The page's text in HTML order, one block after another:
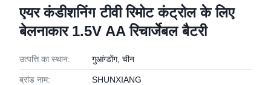
एयर कंडीशनिंग टीवी रिमोट कंट्रोल के लिए
बेलनाकार 1.5V AA रिचार्जेबल बैटरी
उत्पत्ति का स्थान: गुआंग्डोंग, चीन
ब्रांड नाम: SHUNXIANG